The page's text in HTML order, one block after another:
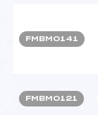
FMBM0141
FMBM0121